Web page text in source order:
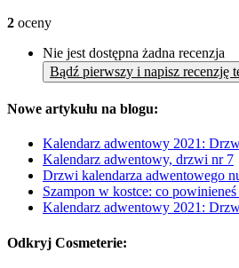
2 oceny
Nie jest dostępna żadna recenzja
Bądź pierwszy i napisz recenzję
Nowe artykułu na blogu:
Kalendarz adwentowy 2021:
Kalendarz adwentowy, drzwi nr 7
Drzwi kalendarza adwentowego
Szampon w kostce: co
Kalendarz adwentowy 2021:
Odkryj Cosmeterie: